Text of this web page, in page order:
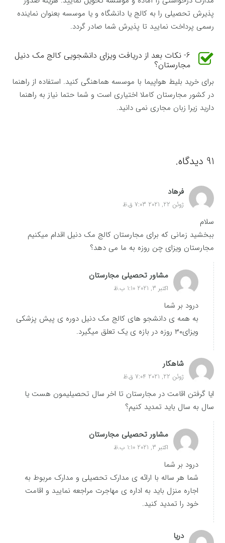
پذیرش تحصیلی را به کالج یا دانشگاه و یا موسسه بعنوان نماینده
رسمی پرداخت نمایید تا پذیرش شما صادر گردد.
6- نکات بعد از دریافت ویزای دانشجویی کالج مک دنیل
مجارستان؟
برای خرید بلیط هواپیما با موسسه هماهنگی کنید. استفاده از راهنما
در کشور مجارستان کاملا اختیاری است و شما حتما نیاز به راهنما
دارید زیرا زبان مجاری نمی دانید.
91 دیدگاه.
فرهاد
ژوئن 22, 2021 7:03 ق.ظ
سلام
ببخشید زمانی که برای مجارستان کالج مک دنیل اقدام میکنیم
مجارستان ویزای چن روزه به ما می دهد؟
مشاور تحصیلی مجارستان
اکتبر 3, 2021 1:10 ب.ظ
درود بر شما
به همه ی دانشجو های کالج مک دنیل دوره ی پیش پزشکی
ویزای۳۰ روزه در بازه ی یک تعلق میگیرد.
شاهکار
ژوئن 22, 2021 7:04 ق.ظ
ایا گرفتن اقامت در مجارستان تا اخر سال تحصیلیمون هست یا
سال به سال باید تمدید کنیم؟
مشاور تحصیلی مجارستان
اکتبر 3, 2021 1:10 ب.ظ
درود بر شما
شما هر ساله با ارائه ی مدارک تحصیلی و مدارک مربوط به
اجاره منزل باید به اداره ی مهاجرت مراجعه نمایید و اقامت
خود را تمدید کنید.
دریا